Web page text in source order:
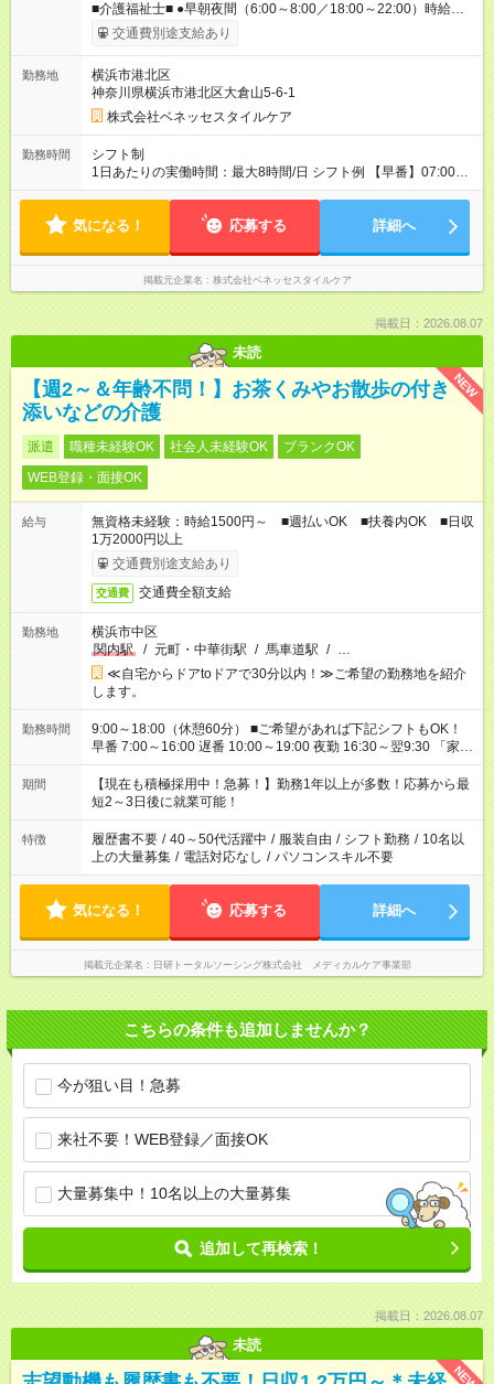
■介護福祉士■ ●早朝夜間（6:00～8:00／18:00～22:00）時給：
1580円～ ●日中帯（8:00～18:00）時給：1480円～ ■初任者研修
■ ●早朝夜間（6:00～8:00／18:00～22:00）時給：1480円～ ●日
た場合は手当支給（1資格につき、60円／時） 【試用期間】試
用期間なし
交通費別途支給あり
勤務地
横浜市港北区
神奈川県横浜市港北区大倉山5-6-1
株式会社ベネッセスタイルケア
勤務時間
シフト制
1日あたりの実働時間：最大8時間/日 シフト例 【早番】07:00～
16:00 【日勤】08:00～17:00／09:00～18:00 【遅番】11:00～
す。 詳細の勤務時間についてはお問合せください。 ※実働8時
気になる！ 応募する 詳細へ
掲載元企業名 株式会社ベネッセスタイルケア
掲載日：2026.08.07
未読
NEW
【週2～＆年齢不問！】お茶くみやお散歩の付き
添いなどの介護
派遣 職種未経験OK 社会人未経験OK
ブランクOK
WEB登録・面接OK
給与
無資格未経験：時給1500円～ ■週払いOK ■扶養内OK ■日収
1万2000円以上
交通費別途支給あり
交通費 交通費全額支給
勤務地
横浜市中区
関内駅
/ 元町・中華街駅 / 馬車道駅 / …
≪自宅からドアtoドアで30分以内！≫ご希望の勤務地を紹介
します。
勤務時間
9:00～18:00（休憩60分） ■ご希望があれば下記シフトもOK！
早番 7:00～16:00 遅番 10:00～19:00 夜勤 16:30～翌9:30 「家族
と休みを合わせたい」 「余裕を持って夕飯の準備がしたい」
「できれば残業はしたくない」 など、ご希望を教えてください
ね。 ※Wワーク希望の方へ 今ご覧のお仕事で希望する勤務時間
と、もう1つのお仕事の勤務時間。 合計で週40時間を超える場
合は応募できません。
期間
【現在も積極採用中！急募！】勤務1年以上が多数！応募から最
短2～3日後に就業可能！
特徴 履歴書不要 / 40～50代活躍中 / 服装自由 / シフト勤務 / 10名以
上の大量募集 / 電話対応なし / パソコンスキル不要
気になる！ 応募する 詳細へ
掲載元企業名 日研トータルソーシング株式会社 メディカルケア事業部
こちらの条件も追加しませんか？
今が狙い目！急募
来社不要！WEB登録／面接OK
大量募集中！10名以上の大量募集
追加して再検索！
掲載日：2026.08.07
未読
NEW